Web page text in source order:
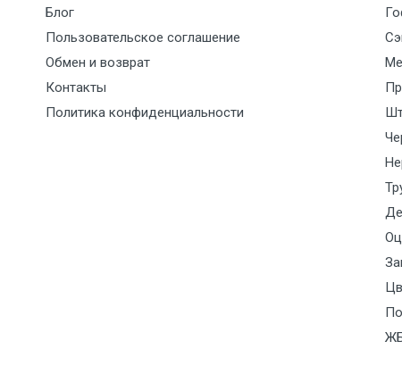
10000 с НДС 45р./
10500 с НДС 45р./
12500 с НДС 55р./
По
отделом
По
По
Блог
Пользовательское соглашение
Обмен и возврат
Контакты
Политика конфиденциальности